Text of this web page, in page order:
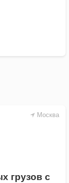
Москва
грузов с